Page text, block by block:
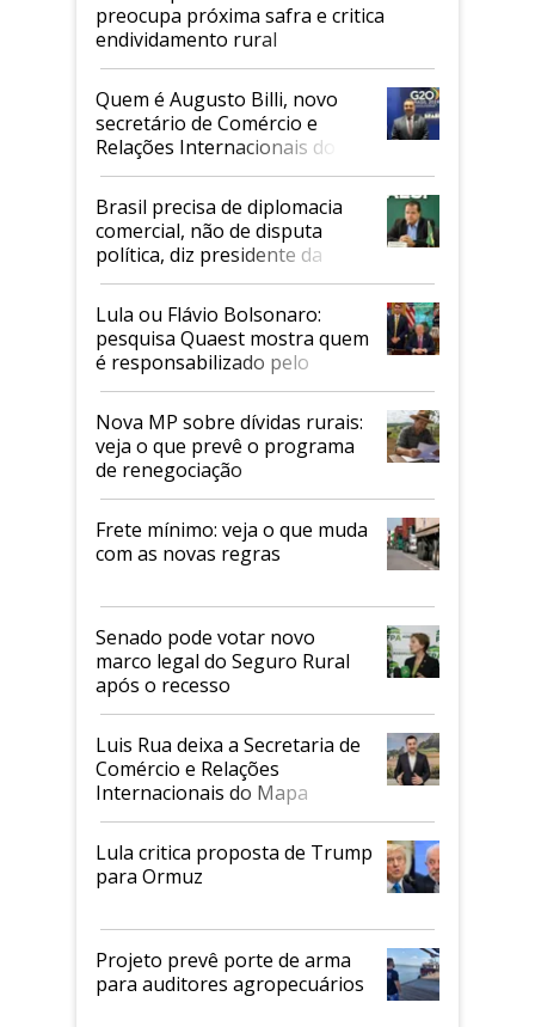
preocupa próxima safra e critica
endividamento rural
Quem é Augusto Billi, novo
secretário de Comércio e
Relações Internacionais do
Mapa
Brasil precisa de diplomacia
comercial, não de disputa
política, diz presidente da
Faesp
Lula ou Flávio Bolsonaro:
pesquisa Quaest mostra quem
é responsabilizado pelo
tarifaço dos EUA
Nova MP sobre dívidas rurais:
veja o que prevê o programa
de renegociação
Frete mínimo: veja o que muda
com as novas regras
Senado pode votar novo
marco legal do Seguro Rural
após o recesso
Luis Rua deixa a Secretaria de
Comércio e Relações
Internacionais do Mapa
Lula critica proposta de Trump
para Ormuz
Projeto prevê porte de arma
para auditores agropecuários